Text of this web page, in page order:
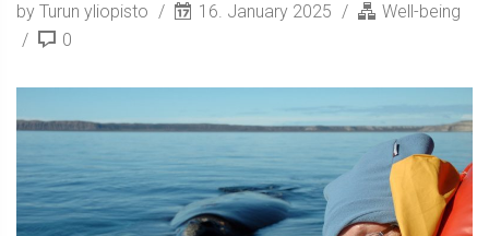
by Turun yliopisto 16. January 2025
Well-being
0